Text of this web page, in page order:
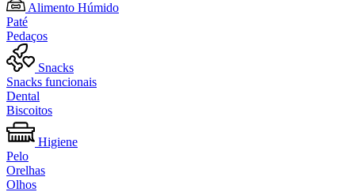
Alimento Húmido
Paté
Pedaços
Snacks
Snacks funcionais
Dental
Biscoitos
Higiene
Pelo
Orelhas
Olhos